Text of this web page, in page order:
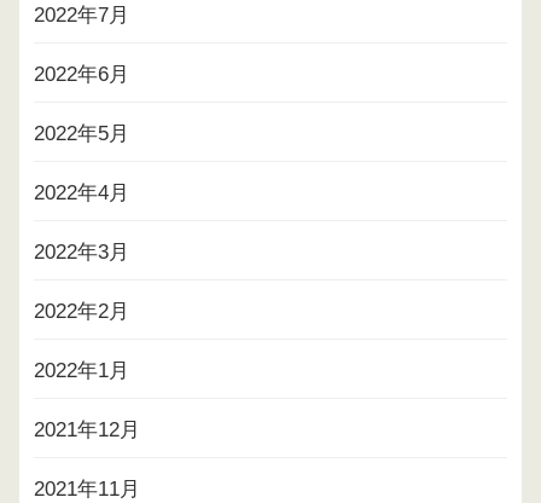
2022年7月
2022年6月
2022年5月
2022年4月
2022年3月
2022年2月
2022年1月
2021年12月
2021年11月